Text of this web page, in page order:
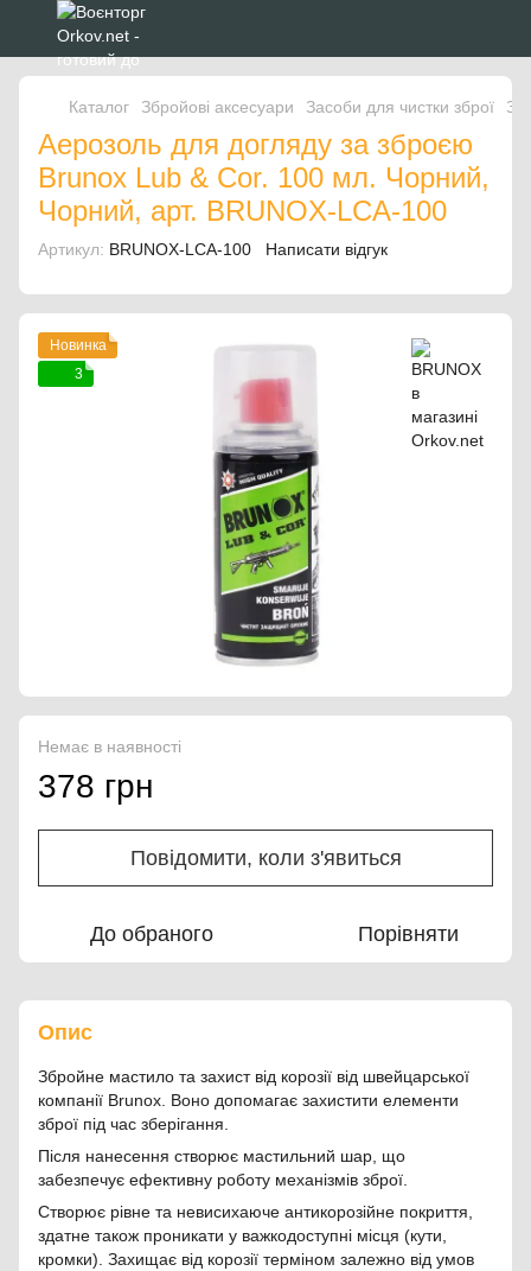
Каталог Збройові аксесуари Засоби для чистки зброї
Аерозоль для догляду за зброєю
Brunox Lub & Cor. 100 мл. Чорний,
Чорний, арт. BRUNOX-LCA-100
Артикул: BRUNOX-LCA-100 Написати відгук
Новинка
3
Немає в наявності
378 грн
Повідомити, коли з'явиться
До обраного Порівняти
Опис
Збройне мастило та захист від корозії від швейцарської
компанії Brunox. Воно допомагає захистити елементи
зброї під час зберігання.
Після нанесення створює мастильний шар, що
забезпечує ефективну роботу механізмів зброї.
Створює рівне та невисихаюче антикорозійне покриття,
здатне також проникати у важкодоступні місця (кути,
кромки). Захищає від корозії терміном залежно від умов